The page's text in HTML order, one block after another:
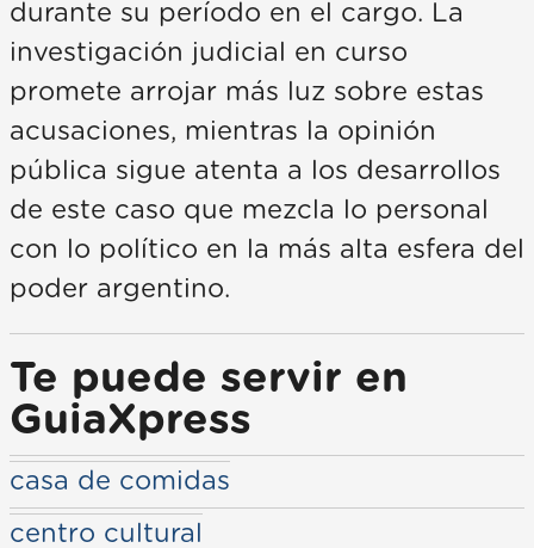
durante su período en el cargo. La
investigación judicial en curso
promete arrojar más luz sobre estas
acusaciones, mientras la opinión
pública sigue atenta a los desarrollos
de este caso que mezcla lo personal
con lo político en la más alta esfera del
poder argentino.
Te puede servir en
GuiaXpress
casa de comidas
centro cultural